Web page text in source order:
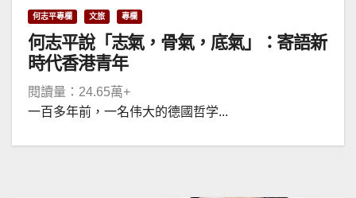
何志平專欄 文旅 專欄
何志平說「志氣，骨氣，底氣」：寄語新
時代香港青年
閱讀量：24.65萬+
一百多年前，一名伟大的德國哲学...